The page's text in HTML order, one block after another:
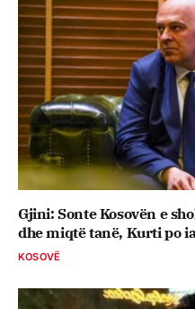
Gjini: Sonte Kosovën e
dhe miqtë tanë, Kurti po
KOSOVË